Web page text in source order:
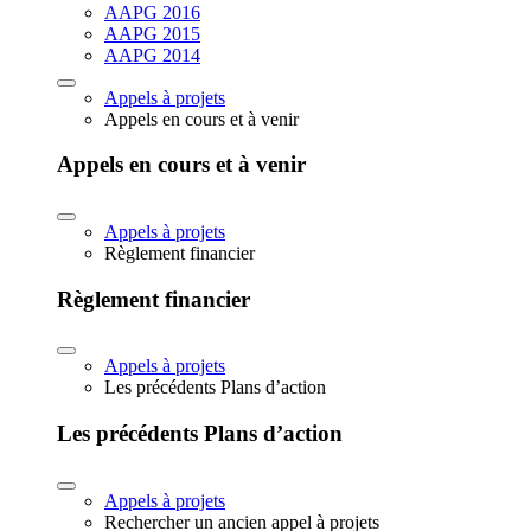
AAPG 2016
AAPG 2015
AAPG 2014
Appels à projets
Appels en cours et à venir
Appels en cours et à venir
Appels à projets
Règlement financier
Règlement financier
Appels à projets
Les précédents Plans d’action
Les précédents Plans d’action
Appels à projets
Rechercher un ancien appel à projets